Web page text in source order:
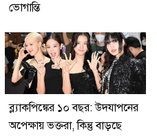
ভোগান্তি
ব্ল্যাকপিঙ্কের ১০ বছর: উদযাপনের
অপেক্ষায় ভক্তরা, কিন্তু বাড়ছে